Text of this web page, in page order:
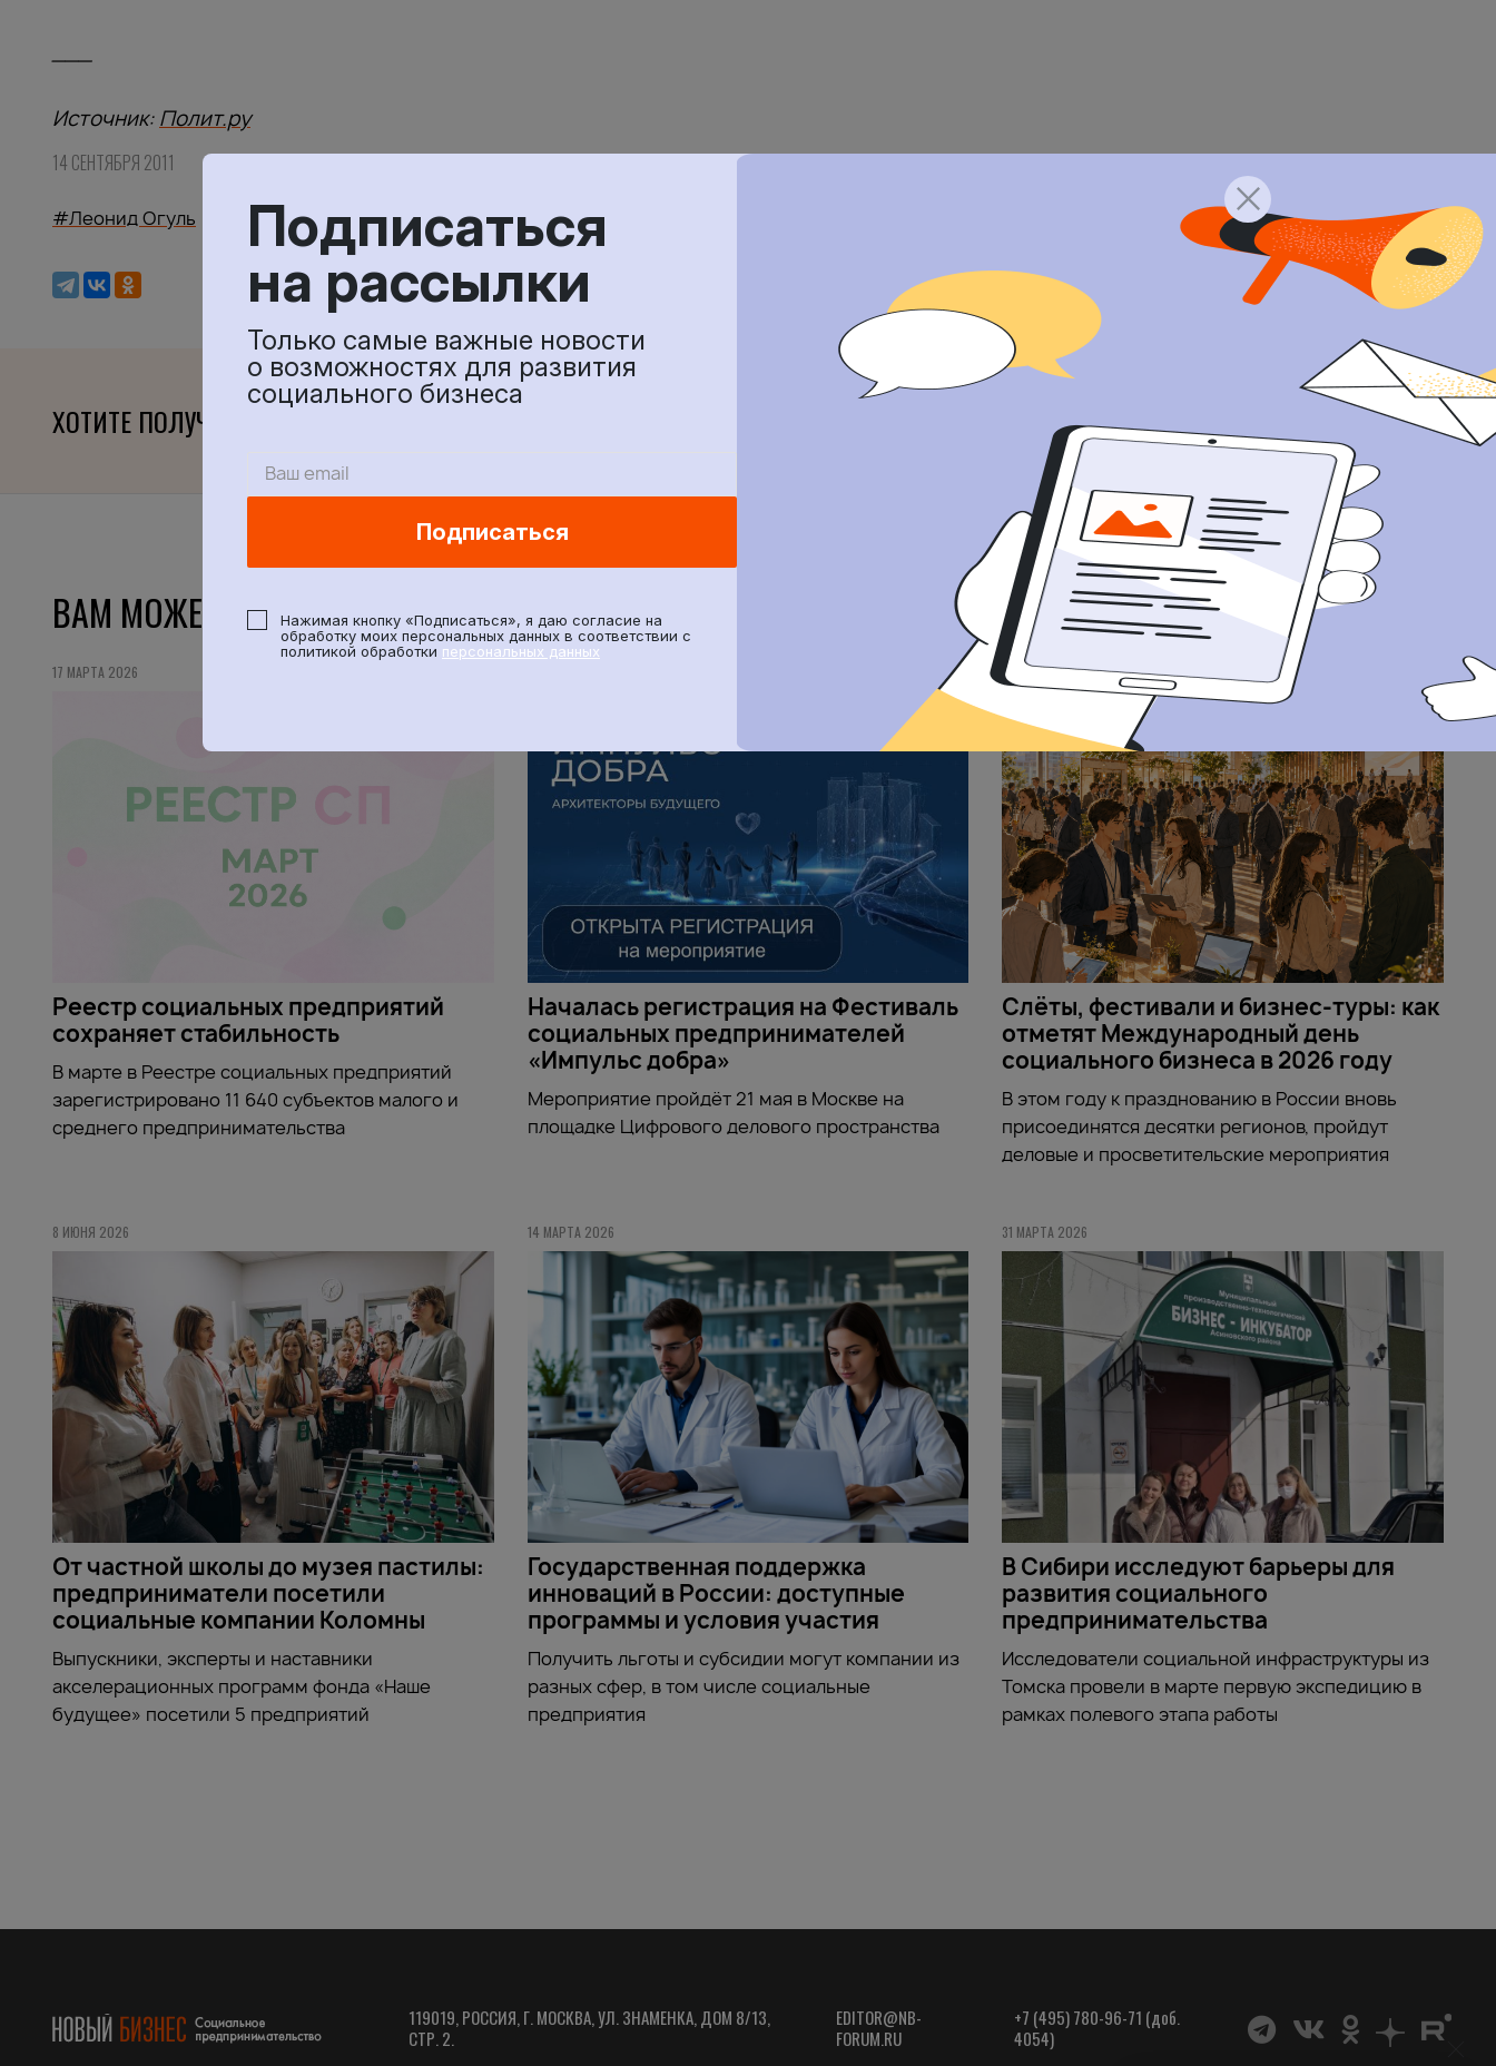
Источник: Полит.ру
14 СЕНТЯБРЯ 2011
#Леонид Огуль #исследования #предпринимательство
ХОТИТЕ ПОЛУЧАТЬ СВЕЖИЕ МАТЕРИАЛЫ?
обработку персональных данных
в соответствие сПолитикой конфиденциальности
ВАМ МОЖЕТ БЫТЬ ИНТЕРЕСНО
17 МАРТА 2026
Реестр социальных предприятий
сохраняет стабильность
В марте в Реестре социальных предприятий
зарегистрировано 11 640 субъектов малого и
среднего предпринимательства
Началась регистрация на Фестиваль
социальных предпринимателей
«Импульс добра»
Мероприятие пройдёт 21 мая в Москве на
площадке Цифрового делового пространства
24 ИЮНЯ 2026
Слёты, фестивали и бизнес-туры: как
отметят Международный день
социального бизнеса в 2026 году
В этом году к празднованию в России вновь
присоединятся десятки регионов, пройдут
деловые и просветительские мероприятия
8 ИЮНЯ 2026
От частной школы до музея пастилы:
предприниматели посетили
социальные компании Коломны
Выпускники, эксперты и наставники
акселерационных программ фонда «Наше
будущее» посетили 5 предприятий
14 МАРТА 2026
Государственная поддержка
инноваций в России: доступные
программы и условия участия
Получить льготы и субсидии могут компании из
разных сфер, в том числе социальные
предприятия
31 МАРТА 2026
В Сибири исследуют барьеры для
развития социального
предпринимательства
Исследователи социальной инфраструктуры из
Томска провели в марте первую экспедицию в
рамках полевого этапа работы
119019, РОССИЯ, Г. МОСКВА, УЛ. ЗНАМЕНКА, ДОМ 8/13,
СТР. 2.
EDITOR@NB-
FORUM.RU
+7 (495) 780-96-71 (доб.
4054)
Подписаться
на рассылки
Только самые важные новости
о возможностях для развития
социального бизнеса
Подписаться
Нажимая кнопку «Подписаться», я даю согласие на
обработку моих персональных данных в соответствии с
политикой обработки персональных данных